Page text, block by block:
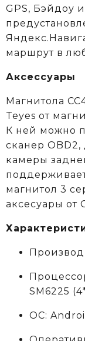
GPS, Бэйдоу
маршрут в
Аксессуары
Магнитола
Teyes от
К ней можно
сканер
камеры
магнитол 3
аксеcуары от
SM6225
ОС: